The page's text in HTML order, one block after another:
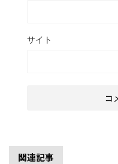
サイト
関連記事